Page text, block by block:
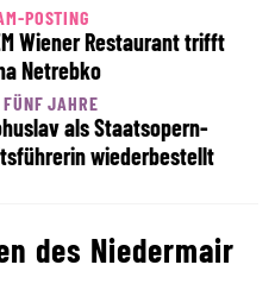
POSTING
Wiener Restaurant trifft
Netrebko
JAHRE
als Staatsopern-
wiederbestellt
des Niedermair